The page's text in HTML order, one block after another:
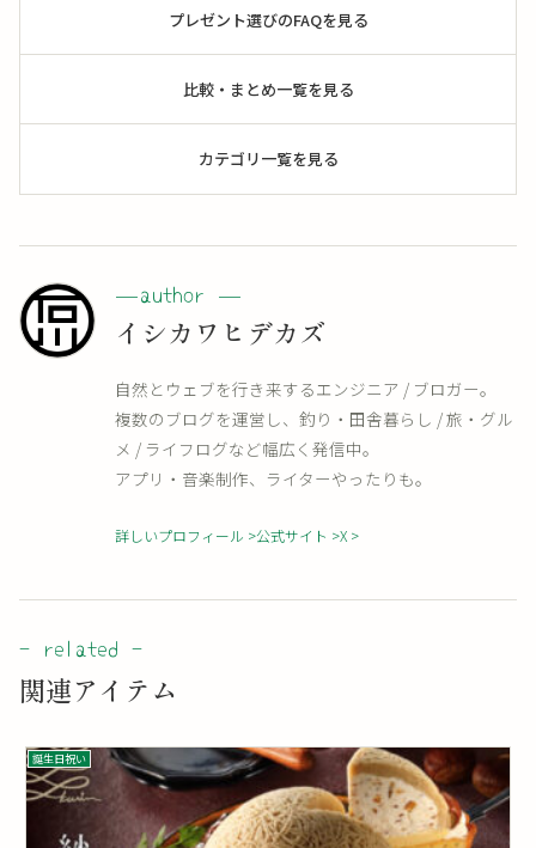
プレゼント選びのFAQを見る
比較・まとめ一覧を見る
カテゴリ一覧を見る
イシカワヒデカズ
自然とウェブを行き来するエンジニア / ブロガー。
複数のブログを運営し、釣り・田舎暮らし / 旅・グル
メ / ライフログなど幅広く発信中。
アプリ・音楽制作、ライターやったりも。
詳しいプロフィール 公式サイト X
関連アイテム
誕生日祝い